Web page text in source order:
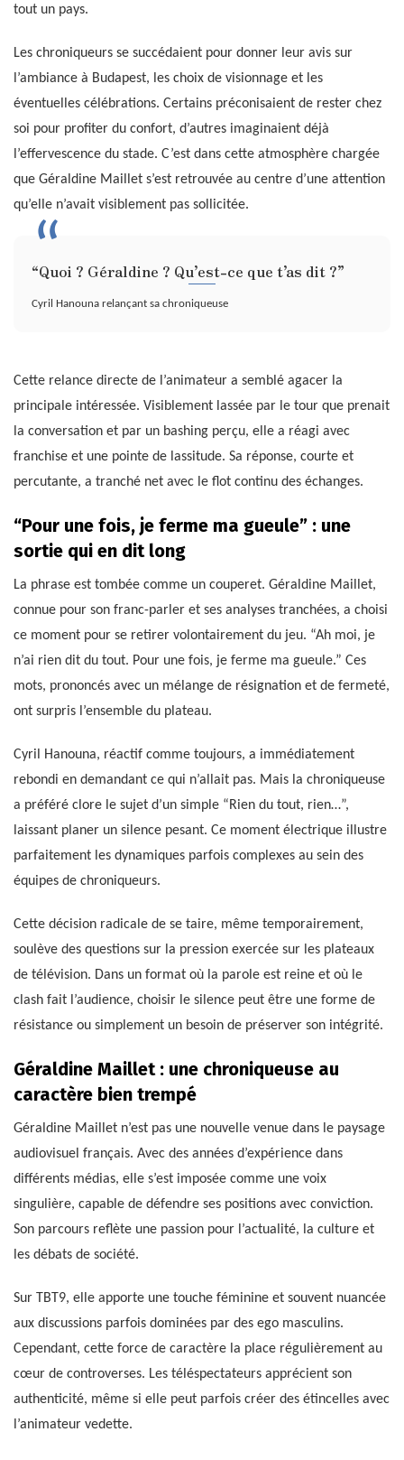
tout un pays.
Les chroniqueurs se succédaient pour donner leur avis sur
l’ambiance à Budapest, les choix de visionnage et les
éventuelles célébrations. Certains préconisaient de rester chez
soi pour profiter du confort, d’autres imaginaient déjà
l’effervescence du stade. C’est dans cette atmosphère chargée
que Géraldine Maillet s’est retrouvée au centre d’une attention
qu’elle n’avait visiblement pas sollicitée.
“Quoi ? Géraldine ? Qu’est-ce que t’as dit ?”
Cyril Hanouna relançant sa chroniqueuse
Cette relance directe de l’animateur a semblé agacer la
principale intéressée. Visiblement lassée par le tour que prenait
la conversation et par un bashing perçu, elle a réagi avec
franchise et une pointe de lassitude. Sa réponse, courte et
percutante, a tranché net avec le flot continu des échanges.
“Pour une fois, je ferme ma gueule” : une
sortie qui en dit long
La phrase est tombée comme un couperet. Géraldine Maillet,
connue pour son franc-parler et ses analyses tranchées, a choisi
ce moment pour se retirer volontairement du jeu. “Ah moi, je
n’ai rien dit du tout. Pour une fois, je ferme ma gueule.” Ces
mots, prononcés avec un mélange de résignation et de fermeté,
ont surpris l’ensemble du plateau.
Cyril Hanouna, réactif comme toujours, a immédiatement
rebondi en demandant ce qui n’allait pas. Mais la chroniqueuse
a préféré clore le sujet d’un simple “Rien du tout, rien…”,
laissant planer un silence pesant. Ce moment électrique illustre
parfaitement les dynamiques parfois complexes au sein des
équipes de chroniqueurs.
Cette décision radicale de se taire, même temporairement,
soulève des questions sur la pression exercée sur les plateaux
de télévision. Dans un format où la parole est reine et où le
clash fait l’audience, choisir le silence peut être une forme de
résistance ou simplement un besoin de préserver son intégrité.
Géraldine Maillet : une chroniqueuse au
caractère bien trempé
Géraldine Maillet n’est pas une nouvelle venue dans le paysage
audiovisuel français. Avec des années d’expérience dans
différents médias, elle s’est imposée comme une voix
singulière, capable de défendre ses positions avec conviction.
Son parcours reflète une passion pour l’actualité, la culture et
les débats de société.
Sur TBT9, elle apporte une touche féminine et souvent nuancée
aux discussions parfois dominées par des ego masculins.
Cependant, cette force de caractère la place régulièrement au
cœur de controverses. Les téléspectateurs apprécient son
authenticité, même si elle peut parfois créer des étincelles avec
l’animateur vedette.